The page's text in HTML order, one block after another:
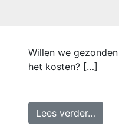
Willen we
het kosten? […]
Lees verder…